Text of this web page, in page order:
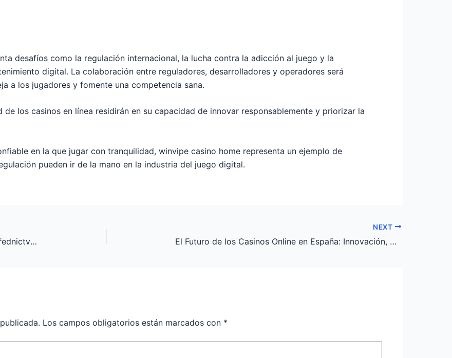
desafíos como la regulación internacional, la lucha contra la adicción al juego y la
digital. La colaboración entre reguladores, desarrolladores y operadores será
a los jugadores y fomente una competencia sana.
los casinos en línea residirán en su capacidad de innovar responsablemente y priorizar la
en la que jugar con tranquilidad, winvipe casino home representa un ejemplo de
pueden ir de la mano en la industria del juego digital.
Inovace v průmyslu: Transformace výroby prostřednictvím pokročilých technologií
NEXT
El Futuro de los Casinos Online en España: Innovación, Seguridad y Regulación
Los campos obligatorios están marcados con *